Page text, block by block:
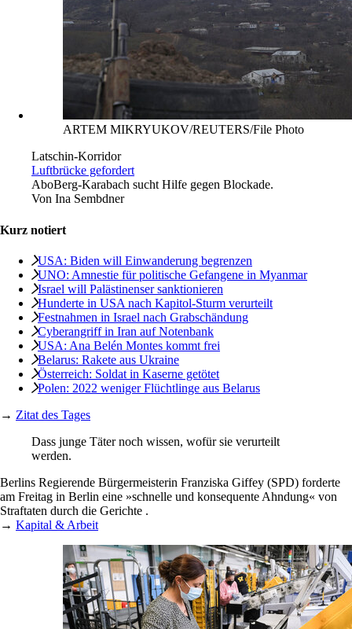
ARTEM MIKRYUKOV/REUTERS/File Photo
Latschin-Korridor
Luftbrücke gefordert
AboBerg-Karabach sucht Hilfe gegen Blockade.
Von Ina Sembdner
Kurz notiert
USA: Biden will Einwanderung begrenzen
UNO: Amnestie für politische Gefangene in Myanmar
Israel will Palästinenser sanktionieren
Hunderte in USA nach Kapitol-Sturm verurteilt
Festnahmen in Israel nach Grabschändung
Cyberangriff in Iran auf Notenbank
USA: Ana Belén Montes kommt frei
Belarus: Rakete aus Ukraine
Österreich: Soldat in Kaserne getötet
Polen: 2022 weniger Flüchtlinge aus Belarus
→ Zitat des Tages
Dass junge Täter noch wissen, wofür sie verurteilt
werden.
Berlins Regierende Bürgermeisterin Franziska Giffey (SPD) forderte
am Freitag in Berlin eine »schnelle und konsequente Ahndung« von
Straftaten durch die Gerichte .
→ Kapital & Arbeit